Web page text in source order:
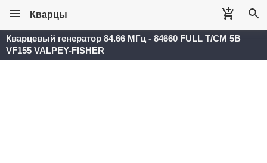
Кварцы
Кварцевый генератор 84.66 МГц - 84660 FULL T/CM 5В
VF155 VALPEY-FISHER